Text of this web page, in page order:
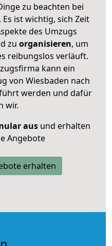
zu beachten bei
ist wichtig, sich Zeit
des Umzugs
zu organisieren, um
reibungslos verläuft.
kann ein
von Wiesbaden nach
werden und dafür
wir.
ausund erhalten
Angebote
erhalten